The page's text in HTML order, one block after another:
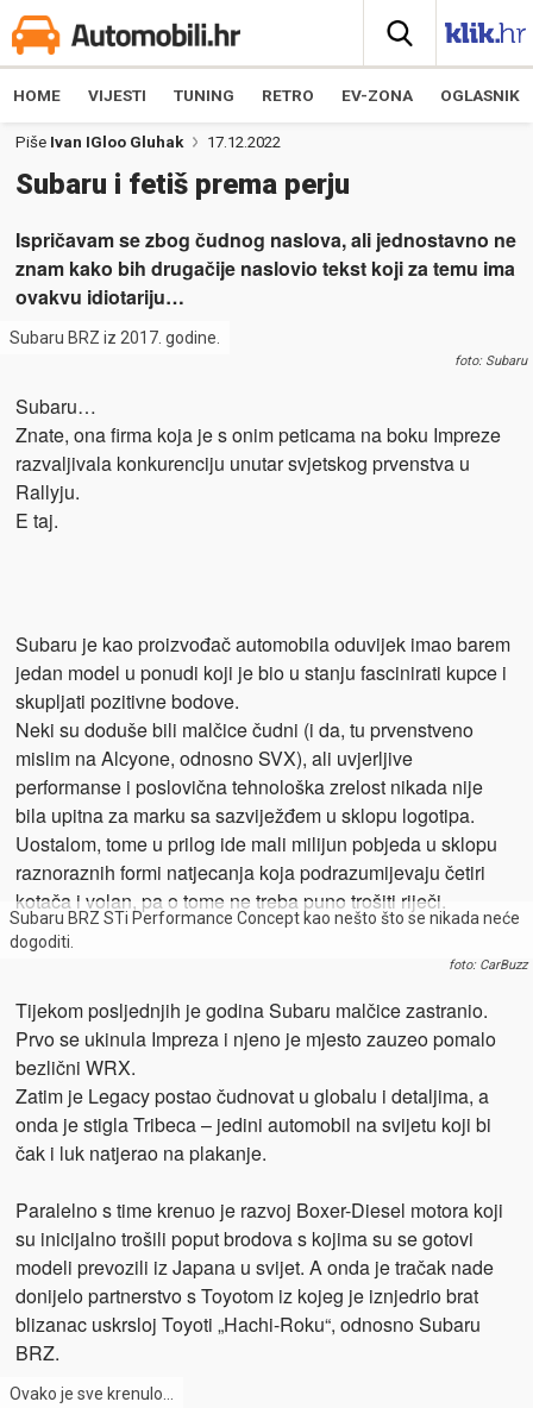
HOME VIJESTI TUNING RETRO EV-ZONA OGLASNIK
Piše Ivan IGloo Gluhak 17.12.2022
Subaru i fetiš prema perju
Ispričavam se zbog čudnog naslova, ali jednostavno ne
znam kako bih drugačije naslovio tekst koji za temu ima
ovakvu idiotariju…
Subaru BRZ iz 2017. godine.
foto: Subaru
Subaru…
Znate, ona firma koja je s onim peticama na boku Impreze
razvaljivala konkurenciju unutar svjetskog prvenstva u
Rallyju.
E taj.
Subaru je kao proizvođač automobila oduvijek imao barem
jedan model u ponudi koji je bio u stanju fascinirati kupce i
skupljati pozitivne bodove.
Neki su doduše bili malčice čudni (i da, tu prvenstveno
mislim na Alcyone, odnosno SVX), ali uvjerljive
performanse i poslovična tehnološka zrelost nikada nije
bila upitna za marku sa sazviježđem u sklopu logotipa.
Uostalom, tome u prilog ide mali milijun pobjeda u sklopu
raznoraznih formi natjecanja koja podrazumijevaju četiri
kotača i volan, pa o tome ne treba puno trošiti riječi.
Subaru BRZ STi Performance Concept kao nešto što se nikada neće
dogoditi.
foto: CarBuzz
Tijekom posljednjih je godina Subaru malčice zastranio.
Prvo se ukinula Impreza i njeno je mjesto zauzeo pomalo
bezlični WRX.
Zatim je Legacy postao čudnovat u globalu i detaljima, a
onda je stigla Tribeca – jedini automobil na svijetu koji bi
čak i luk natjerao na plakanje.
Paralelno s time krenuo je razvoj Boxer-Diesel motora koji
su inicijalno trošili poput brodova s kojima su se gotovi
modeli prevozili iz Japana u svijet. A onda je tračak nade
donijelo partnerstvo s Toyotom iz kojeg je iznjedrio brat
blizanac uskrsloj Toyoti „Hachi-Roku“, odnosno Subaru
BRZ.
Ovako je sve krenulo…